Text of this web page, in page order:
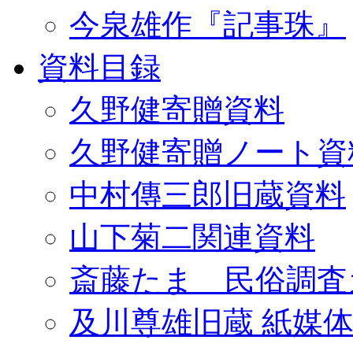
今泉雄作『記事珠』
資料目録
久野健寄贈資料
久野健寄贈ノート
中村傳三郎旧蔵資料
山下菊二関連資料
斎藤たま 民俗調査
及川尊雄旧蔵 紙媒